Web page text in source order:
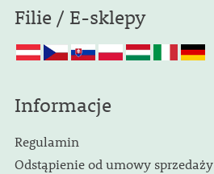
Filie / E-sklepy
Informacje
Regulamin
Odstąpienie od umowy sprzedaży